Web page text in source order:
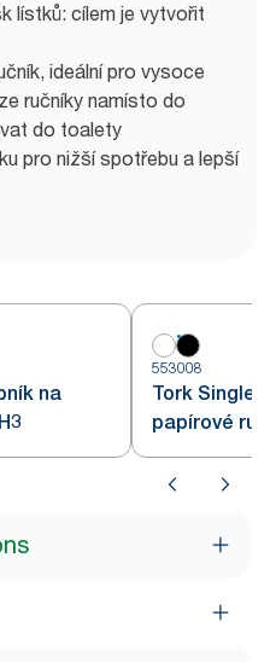
lístků: cílem je vytvořit
ideální pro vysoce
ručníky namísto do
do toalety
pro nižší spotřebu a lepší
na
553008
Tork
papírové